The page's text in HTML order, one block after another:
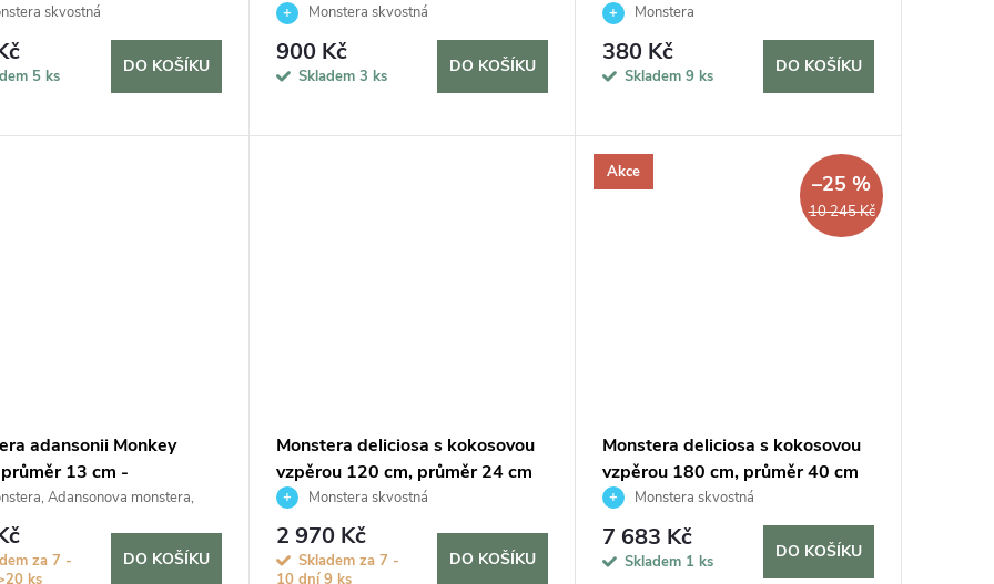
skvostná
5 ks
DO KOŠÍKU
Monstera skvostná
900 Kč
Skladem 3 ks
DO KOŠÍKU
Monstera
380 Kč
Skladem 9 ks
DO KOŠÍKU
adansonii Monkey
13 cm -
Adansonova monstera,
sýr
za 7 -
ks
DO KOŠÍKU
Monstera deliciosa s kokosovou
vzpěrou 120 cm, průměr 24 cm
Monstera skvostná
2 970 Kč
Skladem za 7 -
10 dní9 ks
DO KOŠÍKU
Akce
10 245 Kč
–25 %
Monstera deliciosa s kokosovou
vzpěrou 180 cm, průměr 40 cm
Monstera skvostná
7 683 Kč
Skladem 1 ks
DO KOŠÍKU